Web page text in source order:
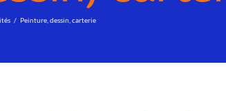
Peinture, dessin, carterie